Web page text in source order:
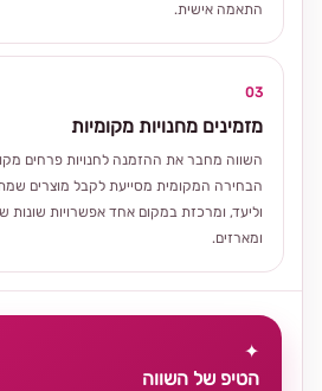
התאמה אישית.
03
מזמינים מחנויות מקומיות
השווה מחבר את ההזמנה לחנויות פרחים
הבחירה המקומית מסייעת לקבל מוצרים
וליעד, ומרכזת במקום אחד אפשרויות שונות
ומארזים.
✦
הטיפ של השווה